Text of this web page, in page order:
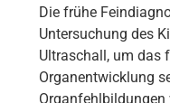
Die frühe
Untersuchung des
Ultraschall, um das
Organentwicklung
Organfehlbildungen